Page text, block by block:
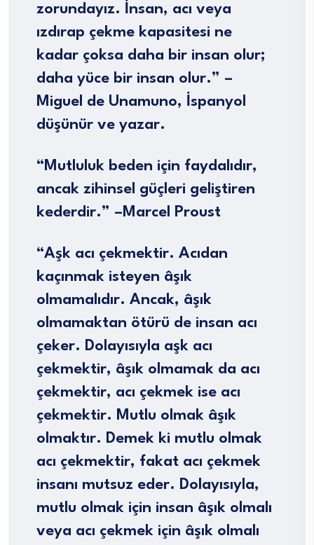
zorundayız. İnsan, acı veya
ızdırap çekme kapasitesi ne
kadar çoksa daha bir insan olur;
daha yüce bir insan olur.” –
Miguel de Unamuno, İspanyol
düşünür ve yazar.
“Mutluluk beden için faydalıdır,
ancak zihinsel güçleri geliştiren
kederdir.” – Marcel Proust
“Aşk acı çekmektir. Acıdan
kaçınmak isteyen âşık
olmamalıdır. Ancak, âşık
olmamaktan ötürü de insan acı
çeker. Dolayısıyla aşk acı
çekmektir, âşık olmamak da acı
çekmektir, acı çekmek ise acı
çekmektir. Mutlu olmak âşık
olmaktır. Demek ki mutlu olmak
acı çekmektir, fakat acı çekmek
insanı mutsuz eder. Dolayısıyla,
mutlu olmak için insan âşık olmalı
veya acı çekmek için âşık olmalı